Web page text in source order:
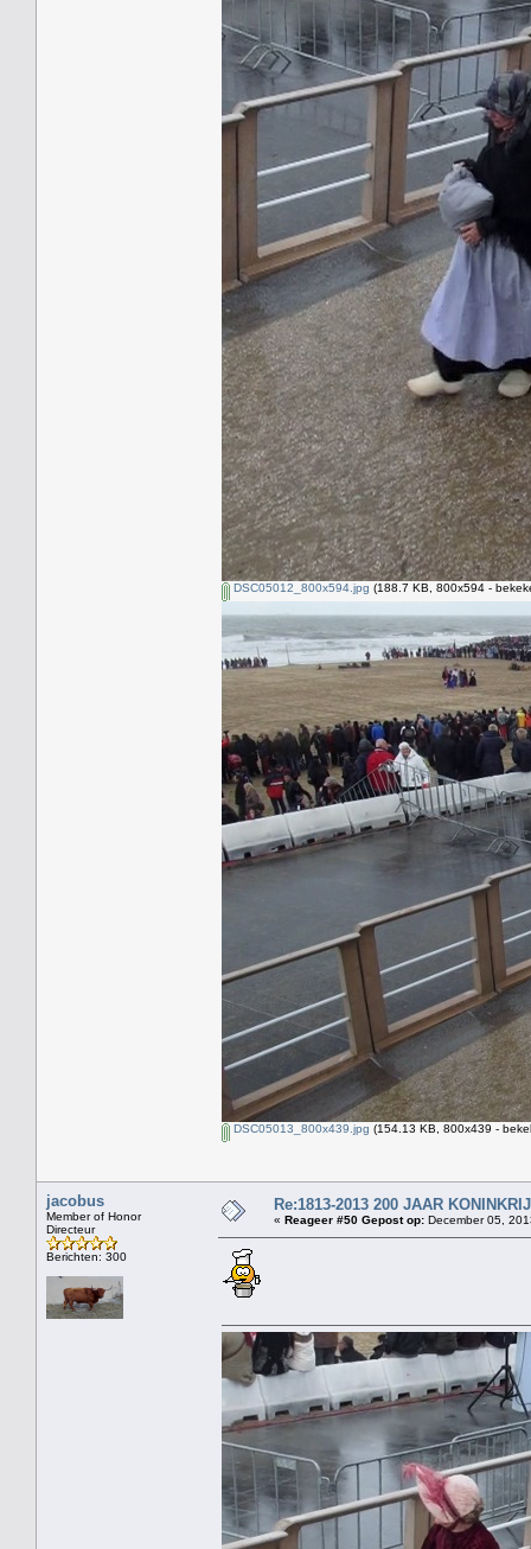
DSC05012_800x594.jpg (188.7 KB, 800x594 -
DSC05013_800x439.jpg (154.13 KB, 800x439 -
jacobus
Member of Honor
Directeur
Berichten: 300
Re:1813-2013 200 JAAR
« Reageer #50 Gepost op: December 05,